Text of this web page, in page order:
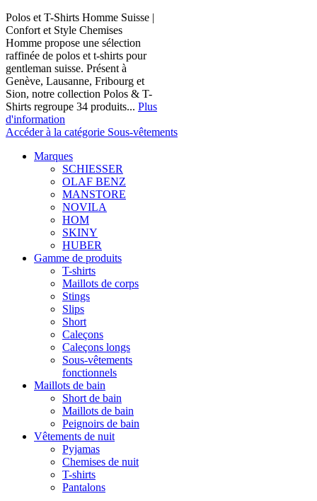
Polos et T-Shirts Homme Suisse |
Confort et Style Chemises
Homme propose une sélection
raffinée de polos et t-shirts pour
gentleman suisse. Présent à
Genève, Lausanne, Fribourg et
Sion, notre collection Polos & T-
Shirts regroupe 34 produits... Plus
d'information
Accéder à la catégorie Sous-vêtements
Marques
SCHIESSER
OLAF BENZ
MANSTORE
NOVILA
HOM
SKINY
HUBER
Gamme de produits
T-shirts
Maillots de corps
Stings
Slips
Short
Caleçons
Caleçons longs
Sous-vêtements
fonctionnels
Maillots de bain
Short de bain
Maillots de bain
Peignoirs de bain
Vêtements de nuit
Pyjamas
Chemises de nuit
T-shirts
Pantalons